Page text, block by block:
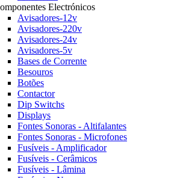
Electrónicos
Avisadores-12v
Avisadores-220v
Avisadores-24v
Avisadores-5v
Bases de Corrente
Besouros
Botões
Contactor
Dip Switchs
Displays
Fontes Sonoras - Altifalantes
Fontes Sonoras - Microfones
Fusíveis - Amplificador
Fusíveis - Cerâmicos
Fusíveis - Lâmina